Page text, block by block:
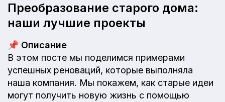
Преобразование старого дома:
наши лучшие проекты
📌 Описание
В этом посте мы поделимся примерами
успешных реноваций, которые выполняла
наша компания. Мы покажем, как старые идеи
могут получить новую жизнь с помощью